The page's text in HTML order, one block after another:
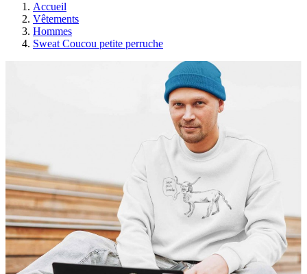
Accueil
Vêtements
Hommes
Sweat Coucou petite perruche